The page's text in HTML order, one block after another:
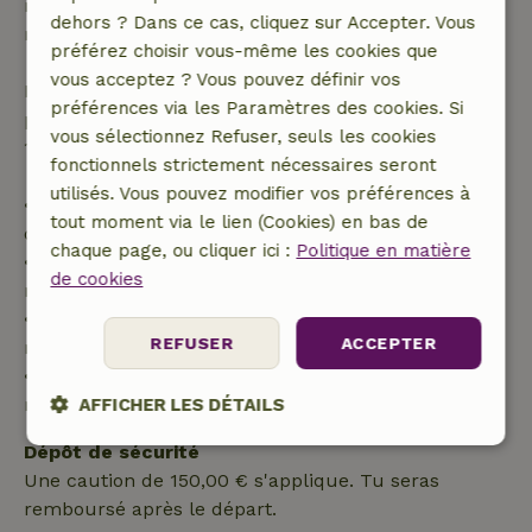
remboursement intégral du montant de la
réservation.
Passé ce délai, tu recevras un remboursement
partiel du coût du séjour et un remboursement à
100 % de l'acompte :
• Jusqu'à 42 jours avant l'arrivée : remboursement
de 70 %
• Entre 42 et 28 jours avant l'arrivée :
remboursement de 40 %
• De 28 jours avant l'arrivée jusqu'au jour même :
remboursement de 10 %
• Le jour de l'arrivée ou après : aucun
remboursement
Dépôt de sécurité
Une caution de 150,00 € s'applique. Tu seras
remboursé après le départ.
dehors ? Dans ce cas, cliquez sur Accepter. Vous
préférez choisir vous-même les cookies que
vous acceptez ? Vous pouvez définir vos
préférences via les Paramètres des cookies. Si
vous sélectionnez Refuser, seuls les cookies
fonctionnels strictement nécessaires seront
utilisés. Vous pouvez modifier vos préférences à
tout moment via le lien (Cookies) en bas de
chaque page, ou cliquer ici : Politique en matière
de cookies
ACCEPTER
REFUSER
AFFICHER LES DÉTAILS
Strictement
nécessaires
Performance Ciblage